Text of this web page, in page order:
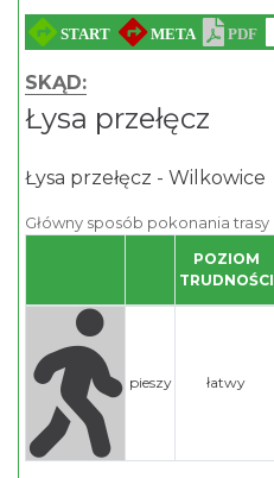
SKĄD:
Łysa przełęcz
Łysa przełęcz - Wilkowice
Główny sposób pokonania trasy
POZIOM
TRUDNOŚCI
pieszy łatwy